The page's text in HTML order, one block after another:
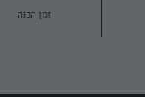
זמן הכנה